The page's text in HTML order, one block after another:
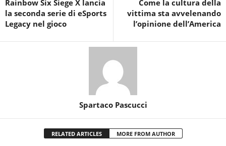
Rainbow Six Siege X lancia
la seconda serie di eSports
Legacy nel gioco
Come la cultura della
vittima sta avvelenando
l’opinione dell’America
Spartaco Pascucci
RELATED ARTICLES MORE FROM AUTHOR